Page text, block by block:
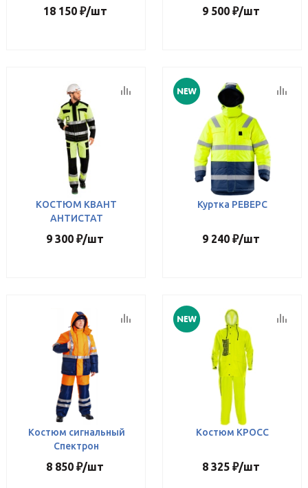
18 150₽/шт 9 500 ₽/шт
КОСТЮМ КВАНТ
АНТИСТАТ
9 300 ₽/шт
Куртка РЕВЕРС
9 240 ₽/шт
Костюм сигнальный
Спектрон
8 850 ₽/шт
Костюм КРОСС
8 325 ₽/шт